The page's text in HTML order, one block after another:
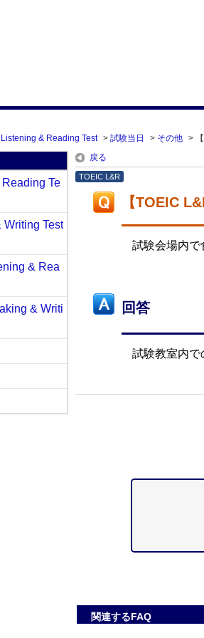
& Reading Test > 試験当日 > その他 >
Te
Test
& Rea
& Writi
戻る
TOEIC L&R
【TOEIC
試験会場内で
回答
試験教室内で
関連するFAQ